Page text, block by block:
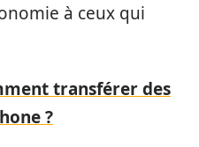
à ceux qui
transférer des
?